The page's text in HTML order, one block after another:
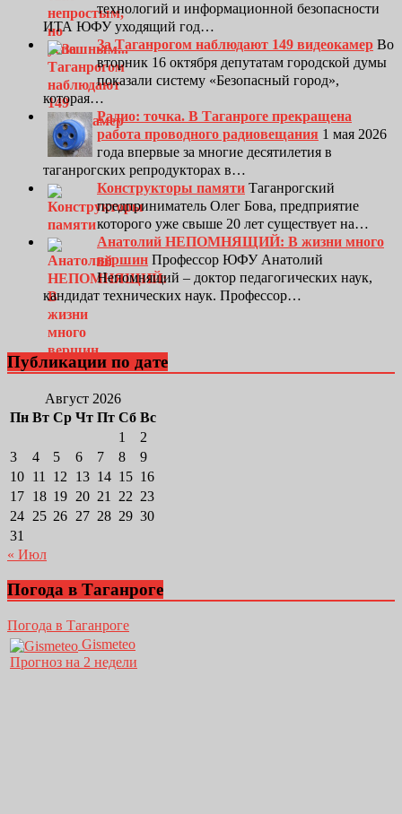
технологий и информационной безопасности
ИТА ЮФУ уходящий год…
За Таганрогом наблюдают 149 видеокамер Во
вторник 16 октября депутатам городской думы
показали систему «Безопасный город»,
которая…
Радио: точка. В Таганроге прекращена
работа проводного радиовещания 1 мая 2026
года впервые за многие десятилетия в
таганрогских репродукторах в…
Конструкторы памяти Таганрогский
предприниматель Олег Бова, предприятие
которого уже свыше 20 лет существует на…
Анатолий НЕПОМНЯЩИЙ: В жизни много
вершин Профессор ЮФУ Анатолий
Непомнящий – доктор педагогических наук,
кандидат технических наук. Профессор…
Публикации по дате
Август 2026
Пн Вт Ср Чт Пт Сб Вс
1
2
3
4 5 6 7 8
9
10 11 12 13 14 15 16
17 18 19 20 21 22 23
24 25 26 27 28 29 30
31
« Июл
Погода в Таганроге
Погода в Таганроге
Gismeteo
Прогноз на 2 недели